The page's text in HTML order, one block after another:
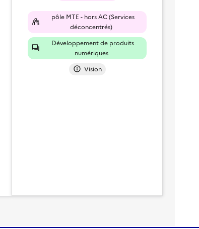
pôle MTE - hors AC (Services
déconcentrés)
Développement de produits
numériques
Vision